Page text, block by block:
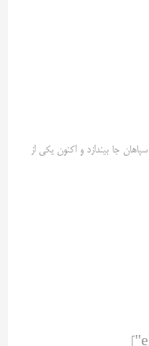
جا بیندازد و اکنون یکی از